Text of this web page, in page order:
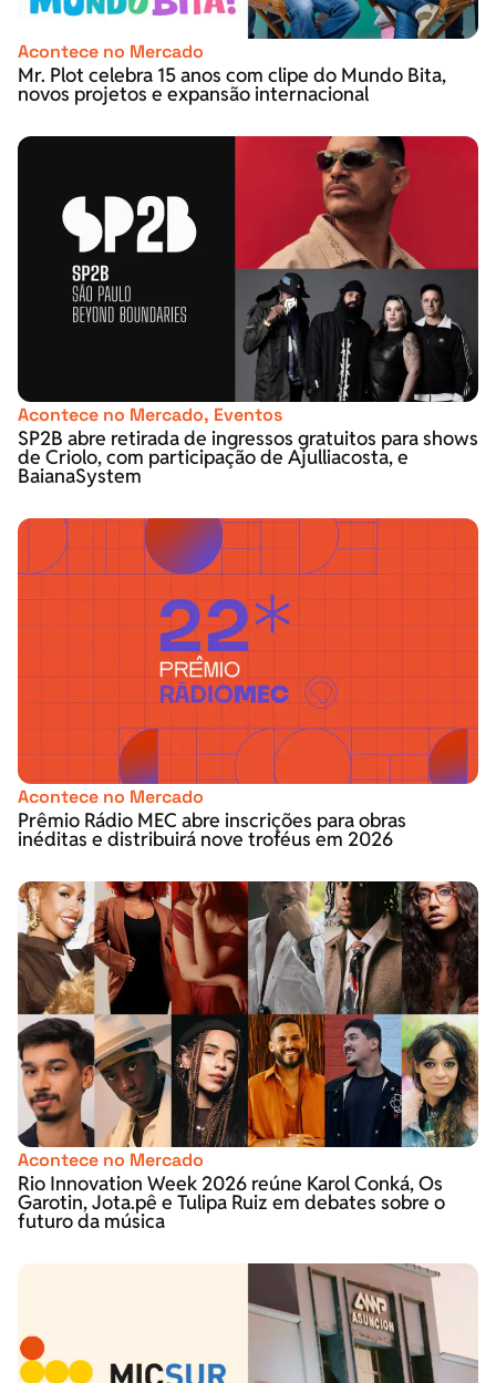
Acontece no Mercado
Mr. Plot celebra 15 anos com clipe do Mundo Bita,
novos projetos e expansão internacional
Acontece no Mercado, Eventos
SP2B abre retirada de ingressos gratuitos para shows
de Criolo, com participação de Ajulliacosta, e
BaianaSystem
Acontece no Mercado
Prêmio Rádio MEC abre inscrições para obras
inéditas e distribuirá nove troféus em 2026
Acontece no Mercado
Rio Innovation Week 2026 reúne Karol Conká, Os
Garotin, Jota.pê e Tulipa Ruiz em debates sobre o
futuro da música